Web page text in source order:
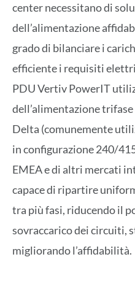
center necessitano di
dell’alimentazione
grado di bilanciare i
efficiente i requisiti
PDU Vertiv PowerIT
dell’alimentazione
Delta (comunemente
in configurazione 240/
EMEA e di altri mercati
capace di ripartire
tra più fasi, riducendo il
sovraccarico dei circuiti,
migliorando l’affidabilità.